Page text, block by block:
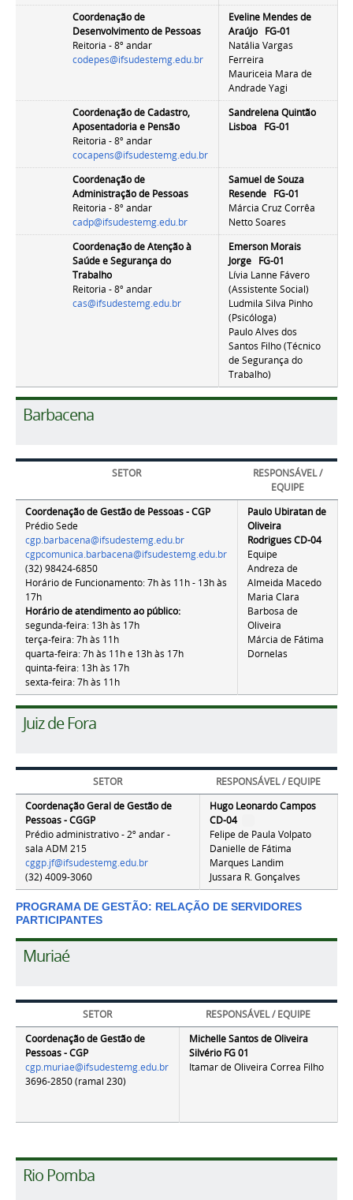
Coordenação de
Desenvolvimento de Pessoas
Reitoria - 8º andar
codepes@ifsudestemg.edu.br
Eveline Mendes de
Araújo FG-01
Natália Vargas
Ferreira
Mauriceia Mara de
Andrade Yagi
Coordenação de Cadastro,
Aposentadoria e Pensão
Reitoria - 8º andar
cocapens@ifsudestemg.edu.br
Sandrelena Quintão
Lisboa FG-01
Coordenação de
Administração de Pessoas
Reitoria - 8º andar
cadp@ifsudestemg.edu.br
Samuel de Souza
Resende FG-01
Márcia Cruz Corrêa
Netto Soares
Coordenação de Atenção à
Saúde e Segurança do
Trabalho
Reitoria - 8º andar
cas@ifsudestemg.edu.br
Emerson Morais
Jorge FG-01
Lívia Lanne Fávero
(Assistente Social)
Ludmila Silva Pinho
(Psicóloga)
Paulo Alves dos
Santos Filho (Técnico
de Segurança do
Trabalho)
Barbacena
SETOR
RESPONSÁVEL /
EQUIPE
Coordenação de Gestão de Pessoas - CGP
Prédio Sede
cgp.barbacena@ifsudestemg.edu.br
cgpcomunica.barbacena@ifsudestemg.edu.br
(32) 98424-6850
Horário de Funcionamento: 7h às 11h - 13h às
17h
Horário de atendimento ao público:
segunda-feira: 13h às 17h
terça-feira: 7h às 11h
quarta-feira: 7h às 11h e 13h às 17h
quinta-feira: 13h às 17h
sexta-feira: 7h às 11h
Paulo Ubiratan de
Oliveira
RodriguesCD-04
Equipe
Andreza de
Almeida Macedo
Maria Clara
Barbosa de
Oliveira
Márcia de Fátima
Dornelas
Juiz de Fora
SETOR
RESPONSÁVEL / EQUIPE
Coordenação Geral de Gestão de
Pessoas - CGGP
Prédio administrativo - 2º andar -
sala ADM 215
cggp.jf@ifsudestemg.edu.br
(32) 4009-3060
Hugo Leonardo Campos
CD-04
Felipe de Paula Volpato
Danielle de Fátima
Marques Landim
Jussara R. Gonçalves
PROGRAMA DE GESTÃO: RELAÇÃO DE SERVIDORES
PARTICIPANTES
Muriaé
SETOR
RESPONSÁVEL / EQUIPE
Coordenação de Gestão de
Pessoas - CGP
cgp.muriae@ifsudestemg.edu.br
3696-2850 (ramal 230)
Michelle Santos de Oliveira
Silvério FG 01
Itamar de Oliveira Correa Filho
Rio Pomba